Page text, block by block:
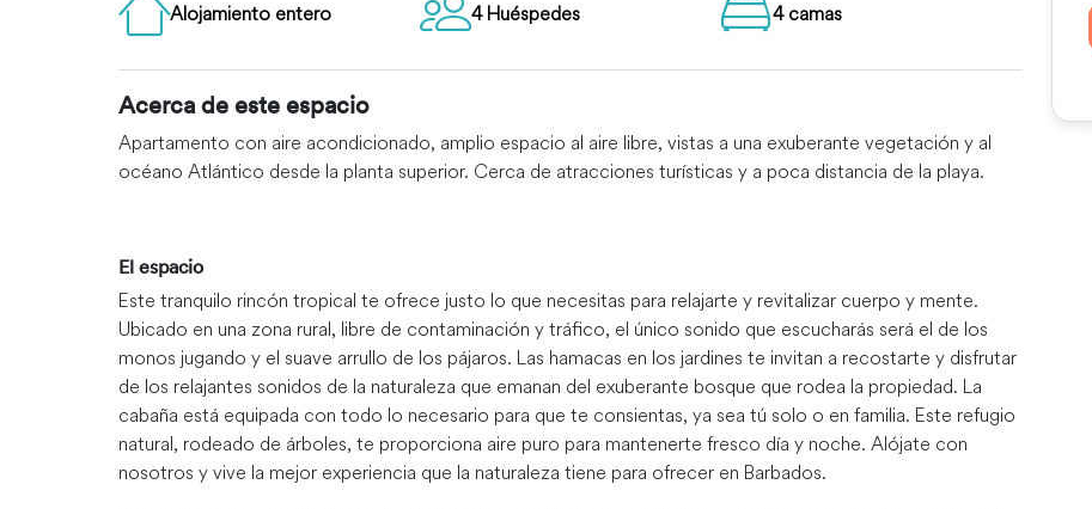
Alojamiento entero 4 Huéspedes 4 camas
Acerca de este espacio
Apartamento con aire acondicionado, amplio espacio al aire libre, vistas a una exuberante vegetación y al
océano Atlántico desde la planta superior. Cerca de atracciones turísticas y a poca distancia de la playa.
El espacio
Este tranquilo rincón tropical te ofrece justo lo que necesitas para relajarte y revitalizar cuerpo y mente.
Ubicado en una zona rural, libre de contaminación y tráfico, el único sonido que escucharás será el de los
monos jugando y el suave arrullo de los pájaros. Las hamacas en los jardines te invitan a recostarte y disfrutar
de los relajantes sonidos de la naturaleza que emanan del exuberante bosque que rodea la propiedad. La
cabaña está equipada con todo lo necesario para que te consientas, ya sea tú solo o en familia. Este refugio
natural, rodeado de árboles, te proporciona aire puro para mantenerte fresco día y noche. Alójate con
nosotros y vive la mejor experiencia que la naturaleza tiene para ofrecer en Barbados.